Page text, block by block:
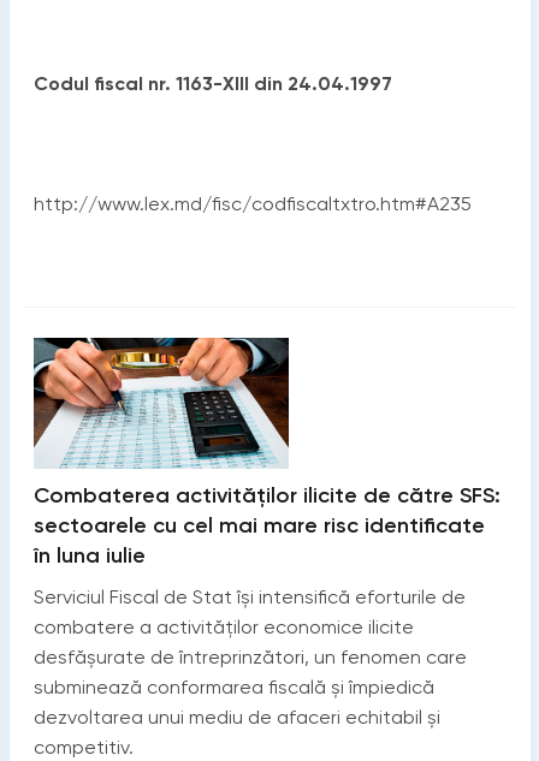
Codul fiscal nr. 1163-XIII din 24.04.1997
http://www.lex.md/fisc/codfiscaltxtro.htm#A235
Combaterea activităților ilicite de către SFS:
sectoarele cu cel mai mare risc identificate
în luna iulie
Serviciul Fiscal de Stat își intensifică eforturile de
combatere a activităților economice ilicite
desfășurate de întreprinzători, un fenomen care
subminează conformarea fiscală și împiedică
dezvoltarea unui mediu de afaceri echitabil și
competitiv.